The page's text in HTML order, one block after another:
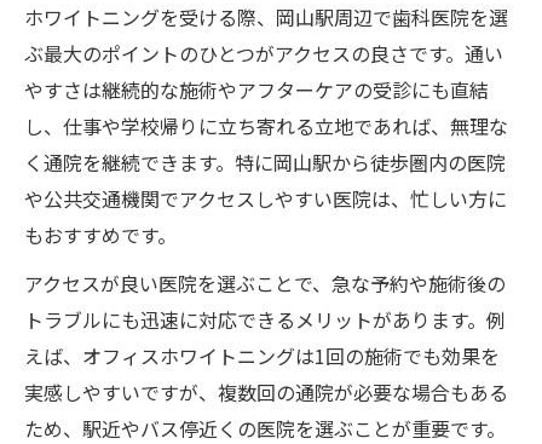
は
ホワイトニング効果を左右する歯科医院の
技術力
専門性の高いホワイトニング施術で差が出
る理由
最新機器を導入した歯科医院の強みと選び
ホワイトニング専門スタッフが在籍する医
効果を持続させるためのアフターケア体制
の重要性
ホワイトニングを受ける際、岡山駅周辺で歯科医院を選
ぶ最大のポイントのひとつがアクセスの良さです。通い
やすさは継続的な施術やアフターケアの受診にも直結
し、仕事や学校帰りに立ち寄れる立地であれば、無理な
く通院を継続できます。特に岡山駅から徒歩圏内の医院
や公共交通機関でアクセスしやすい医院は、忙しい方に
もおすすめです。
アクセスが良い医院を選ぶことで、急な予約や施術後の
トラブルにも迅速に対応できるメリットがあります。例
えば、オフィスホワイトニングは1回の施術でも効果を
実感しやすいですが、複数回の通院が必要な場合もある
ため、駅近やバス停近くの医院を選ぶことが重要です。